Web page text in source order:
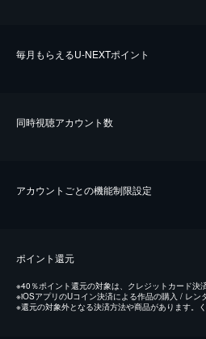
毎⽉もらえるU-NEXTポイント
同時視聴アカウント数
アカウントごとの機能制限設定
ポイント還元
※40％ポイント還元の対象は、クレジットカード決
※iOSアプリのUコイン決済による作品の購入 / レン
※還元の対象外となる決済方法や商品があります。